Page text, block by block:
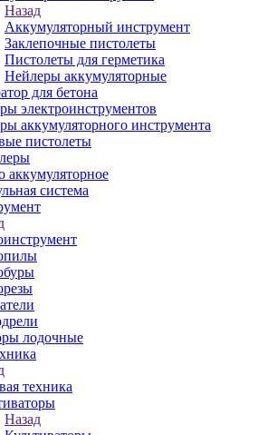
Назад
Аккумуляторный инструмент
Заклепочные пистолеты
Пистолеты для герметика
Нейлеры аккумуляторные
для бетона
электроинструментов
аккумуляторного инструмента
пистолеты
аккумуляторное
система
лодочные
техника
Назад